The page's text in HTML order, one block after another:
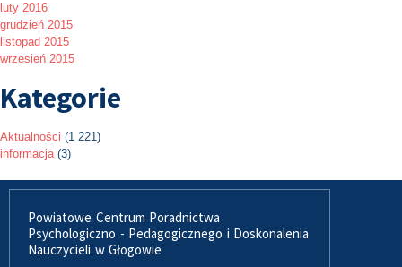
luty 2016
grudzień 2015
listopad 2015
wrzesień 2015
Kategorie
Aktualności (1 221)
informacja(3)
Powiatowe Centrum Poradnictwa
Psychologiczno - Pedagogicznego i Doskonalenia
Nauczycieli w Głogowie